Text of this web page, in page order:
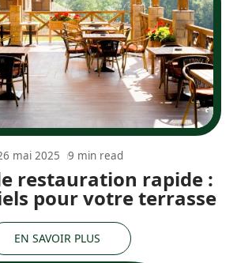
restauration rapide :
pour votre terrasse
mai 2025 9 min read
EN SAVOIR PLUS